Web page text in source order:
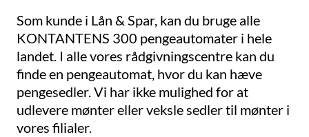
Som kunde i Lån & Spar, kan du bruge alle
KONTANTENS 300 pengeautomater i hele
landet. I alle vores rådgivningscentre kan du
finde en pengeautomat, hvor du kan hæve
pengesedler. Vi har ikke mulighed for at
udlevere mønter eller veksle sedler til mønter i
vores filialer.